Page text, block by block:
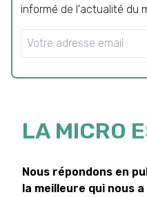
informé de l'actualité du
LA MICRO
Nous répondons en
la meilleure qui nous